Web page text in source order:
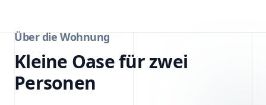
Über die Wohnung
Kleine Oase für zwei
Personen